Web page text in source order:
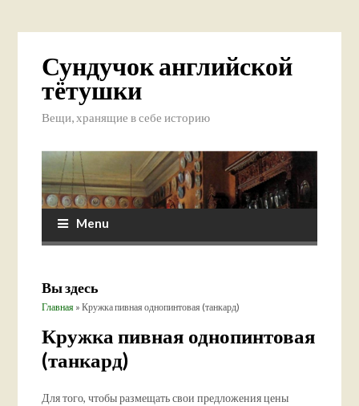
Сундучок английской
тётушки
Вещи, хранящие в себе историю
Menu
Вы здесь
Главная » Кружка пивная однопинтовая (танкард)
Кружка пивная однопинтовая
(танкард)
Для того, чтобы размещать свои предложения цены